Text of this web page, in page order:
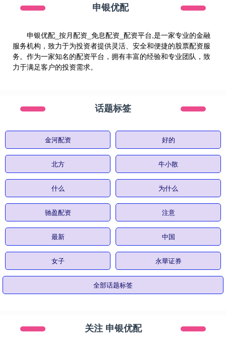
申银优配
申银优配_按月配资_免息配资_配资平台,是一家专业的金融
服务机构，致力于为投资者提供灵活、安全和便捷的股票配资服
务。作为一家知名的配资平台，拥有丰富的经验和专业团队，致
力于满足客户的投资需求。
话题标签
金河配资 好的
北方 牛小散
什么 为什么
驰盈配资 注意
最新 中国
女子 永華证券
全部话题标签
关注 申银优配